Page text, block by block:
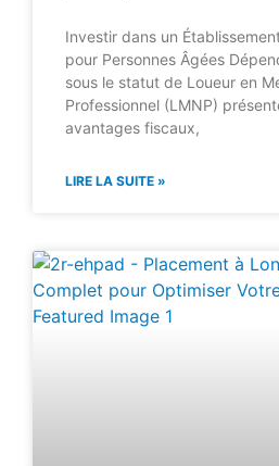
Investir dans un
pour Personnes Âgées
sous le statut de Loueur en
Professionnel (LMNP)
avantages fiscaux,
LIRE LA SUITE »